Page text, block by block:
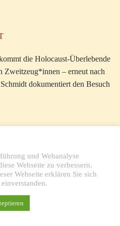
die Holocaust-Überlebende
Zweitzeug*innen – erneut nach
dokumentiert den Besuch
Stuttgarter Zeitung/Nachrichten
Januar 2025 jede Woche
verfolgt, vertrieben oder
und Webanalyse
Webseite zu verbessern.
Webseite erklären Sie sich
einverstanden.